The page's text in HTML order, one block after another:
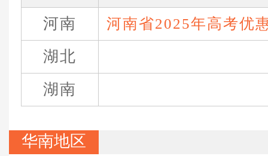
河南
河南省2025年高考优
湖北
湖南
华南地区